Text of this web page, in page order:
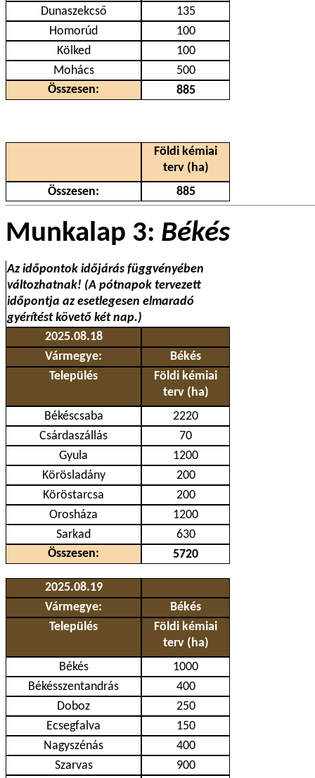
Dunaszekcső
135
Homorúd
100
Kölked
100
Mohács
500
Összesen:
885
Földi kémiai
terv (ha)
Összesen:
885
Munkalap 3: Békés
Az időpontok időjárás függvényében
változhatnak! (A pótnapok tervezett
időpontja az esetlegesen elmaradó
gyérítést követő két nap.)
2025.08.18
Vármegye:
Békés
Település
Földi kémiai
terv (ha)
Békéscsaba
2220
Csárdaszállás
70
Gyula
1200
Körösladány
200
Köröstarcsa
200
Orosháza
1200
Sarkad
630
Összesen:
5720
2025.08.19
Vármegye:
Békés
Település
Földi kémiai
terv (ha)
Békés
1000
Békésszentandrás
400
Doboz
250
Ecsegfalva
150
Nagyszénás
400
Szarvas
900